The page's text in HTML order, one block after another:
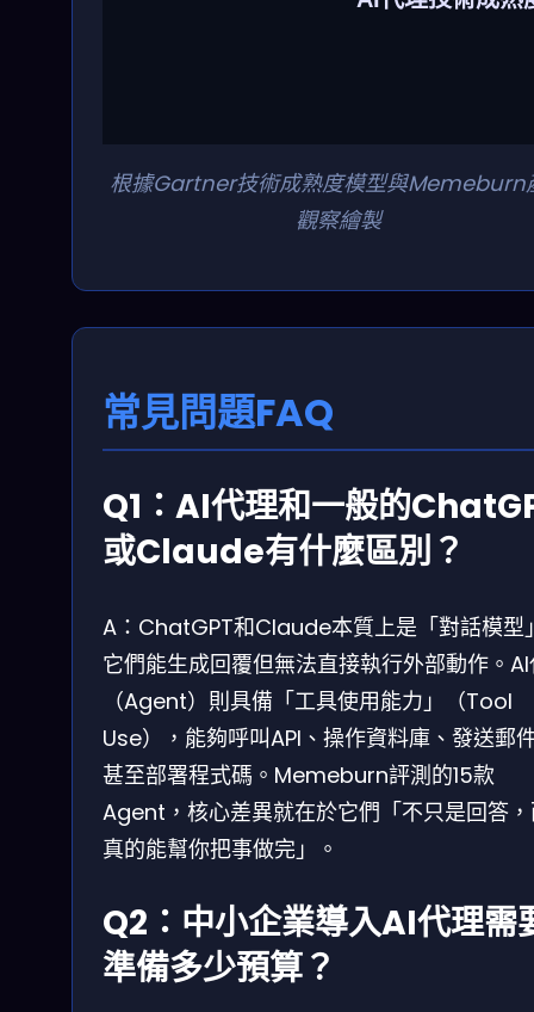
2024 2025
技術低谷
根據Gartner技術成熟度模型與Memeburn
觀察繪製
常見問題FAQ
Q1：AI代理和一般的
或Claude有什麼區別？
A：ChatGPT和Claude本質上是「對話模型
它們能生成回覆但無法直接執行外部動作。
（Agent）則具備「工具使用能力」（Tool
Use），能夠呼叫API、操作資料庫、發送郵
甚至部署程式碼。Memeburn評測的15款
Agent，核心差異就在於它們「不只是回答
真的能幫你把事做完」。
Q2：中小企業導入AI代理需
準備多少預算？